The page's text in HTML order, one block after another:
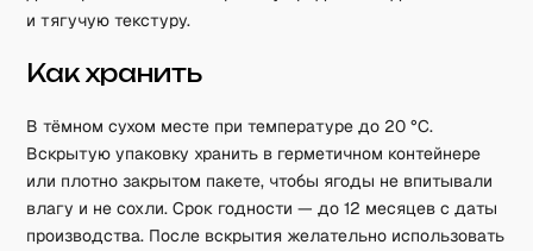
и тягучую текстуру.
Как хранить
В тёмном сухом месте при температуре до 20 °C.
Вскрытую упаковку хранить в герметичном контейнере
или плотно закрытом пакете, чтобы ягоды не впитывали
влагу и не сохли. Срок годности — до 12 месяцев с даты
производства. После вскрытия желательно использовать